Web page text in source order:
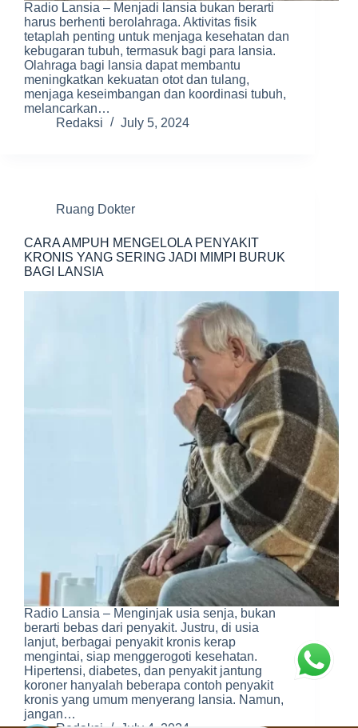
Radio Lansia – Menjadi lansia bukan berarti
harus berhenti berolahraga. Aktivitas fisik
tetaplah penting untuk menjaga kesehatan dan
kebugaran tubuh, termasuk bagi para lansia.
Olahraga bagi lansia dapat membantu
meningkatkan kekuatan otot dan tulang,
menjaga keseimbangan dan koordinasi tubuh,
melancarkan…
Redaksi
July 5, 2024
Ruang Dokter
CARA AMPUH MENGELOLA PENYAKIT
KRONIS YANG SERING JADI MIMPI BURUK
BAGI LANSIA
Radio Lansia – Menginjak usia senja, bukan
berarti bebas dari penyakit. Justru, di usia
lanjut, berbagai penyakit kronis kerap
mengintai, siap menggerogoti kesehatan.
Hipertensi, diabetes, dan penyakit jantung
koroner hanyalah beberapa contoh penyakit
kronis yang umum menyerang lansia. Namun,
jangan…